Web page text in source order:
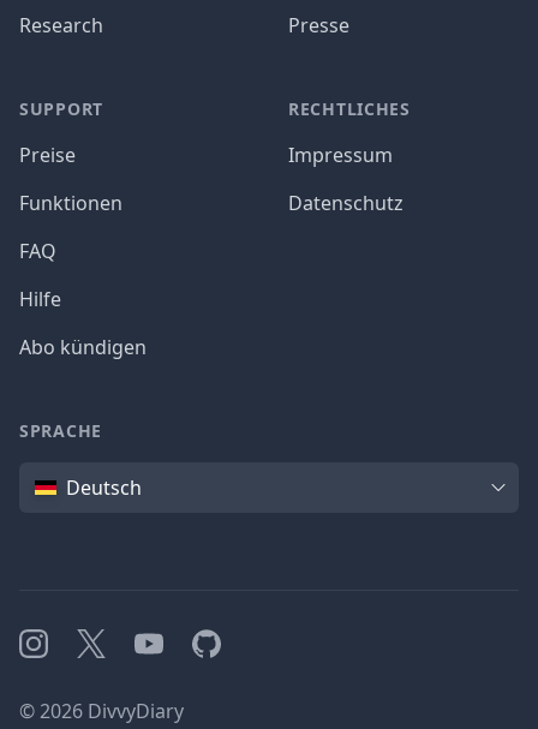
Research
SUPPORT
Preise
Funktionen
FAQ
Hilfe
Abo kündigen
Presse
RECHTLICHES
Impressum
Datenschutz
SPRACHE
SpracheDeutsch
Instagram
X YouTubeGitHub
©2026 DivvyDiary